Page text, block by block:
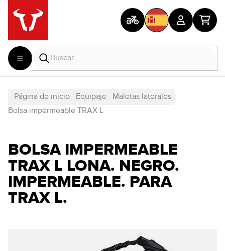
Página de inicio Equipaje
Maletas laterales
Bolsa impermeable TRAX L
BOLSA IMPERMEABLE
TRAX L LONA. NEGRO.
IMPERMEABLE. PARA
TRAX L.